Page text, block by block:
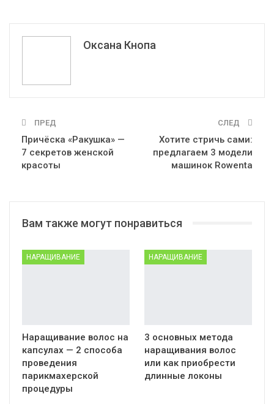
Эл. адрес
Оксана Кнопа
ПРЕД
Причёска «Ракушка» —
7 секретов женской
красоты
СЛЕД
Хотите стричь сами:
предлагаем 3 модели
машинок Rowenta
Вам также могут понравиться
НАРАЩИВАНИЕ
Наращивание волос на
капсулах — 2 способа
проведения
парикмахерской
процедуры
НАРАЩИВАНИЕ
3 основных метода
наращивания волос
или как приобрести
длинные локоны